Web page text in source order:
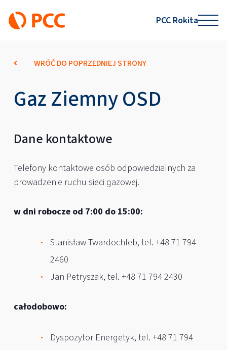
PCC Rokita
WRÓĆ DO POPRZEDNIEJ STRONY
Gaz Ziemny OSD
Dane kontaktowe
Telefony kontaktowe osób odpowiedzialnych za
prowadzenie ruchu sieci gazowej.
w dni robocze od 7:00 do 15:00:
Stanisław Twardochleb, tel. +48 71 794
2460
Jan Petryszak, tel. +48 71 794 2430
całodobowo:
Dyspozytor Energetyk, tel. +48 71 794